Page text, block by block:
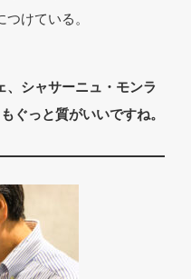
けている。
、シャサーニュ・モンラ
ぐっと質がいいですね。